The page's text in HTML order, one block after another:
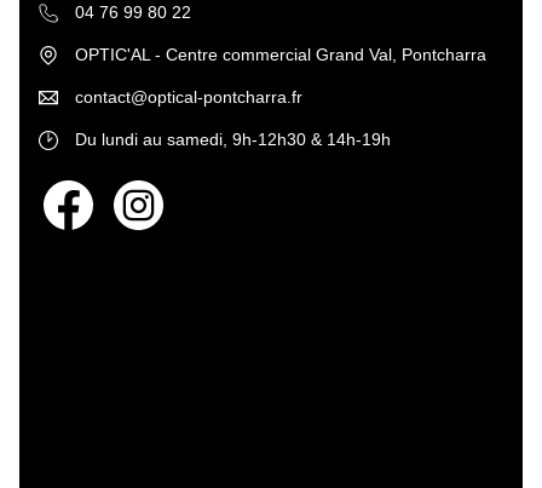
04 76 99 80 22
OPTIC'AL - Centre commercial Grand Val, Pontcharra
contact@optical-pontcharra.fr
Du lundi au samedi, 9h-12h30 & 14h-19h